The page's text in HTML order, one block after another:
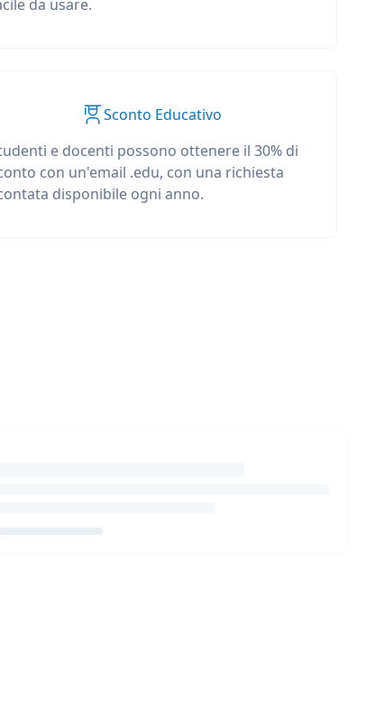
da usare.
Sconto Educativo
e docenti possono ottenere il 30% di
con un'email .edu, con una richiesta
disponibile ogni anno.